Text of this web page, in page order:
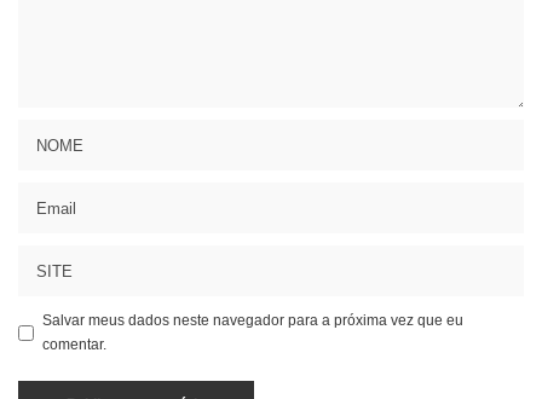
Salvar meus dados neste navegador para a próxima vez que eu
comentar.